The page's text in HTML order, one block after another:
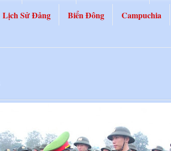
Lịch Sử Đảng Biển Đông Campuchia